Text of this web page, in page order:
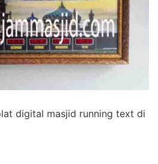
digital masjid running text di